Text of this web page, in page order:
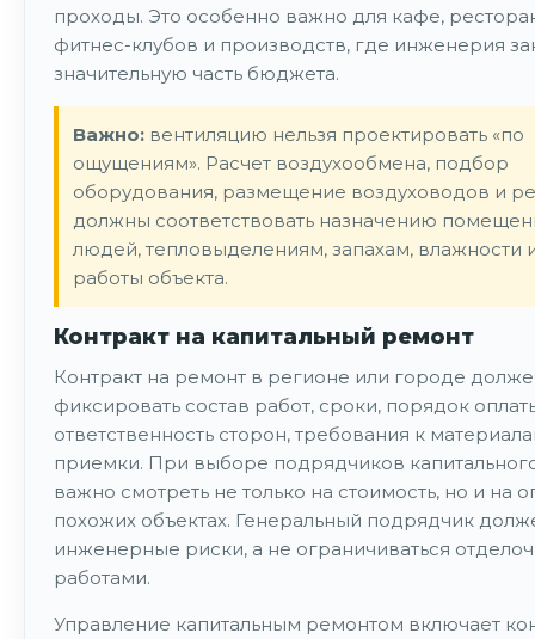
проходы. Это особенно важно для кафе,
фитнес-клубов и производств, где инженерия
значительную часть бюджета.
Важно: вентиляцию нельзя проектировать «по
ощущениям». Расчет воздухообмена, подбор
оборудования, размещение воздуховодов и
должны соответствовать назначению
людей, тепловыделениям, запахам, влажности
работы объекта.
Контракт на капитальный ремонт
Контракт на ремонт в регионе или городе
фиксировать состав работ, сроки, порядок
ответственность сторон, требования к
приемки. При выборе подрядчиков
важно смотреть не только на стоимость, но и на
похожих объектах. Генеральный подрядчик
инженерные риски, а не ограничиваться
работами.
Управление капитальным ремонтом включает